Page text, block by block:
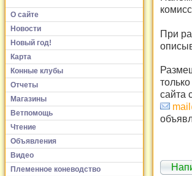
О сайте
Новости
Новый год!
Карта
Конные клубы
Отчеты
Магазины
Ветпомощь
Чтение
Объявления
Видео
Племенное коневодство
При
сайта